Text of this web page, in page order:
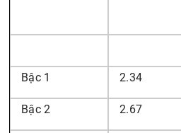
Bậc 1 2.34
Bậc 2 2.67